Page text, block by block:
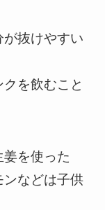
抜けやすい
を飲むこと
を使った
などは子供